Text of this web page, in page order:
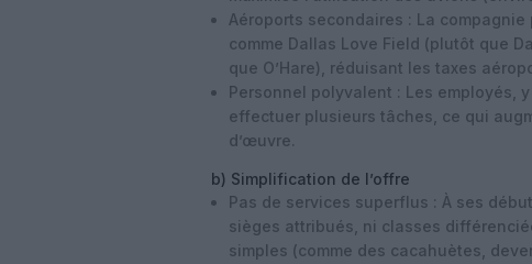
Aéroports secondaires : La compagnie
comme Dallas Love Field (plutôt que
que O’Hare), réduisant les taxes
Personnel polyvalent : Les employés,
effectuer plusieurs tâches, ce qui
d’œuvre.
b) Simplification de l’offre
Pas de services superflus : À ses
sièges attribués, ni classes
simples (comme des cacahuètes,